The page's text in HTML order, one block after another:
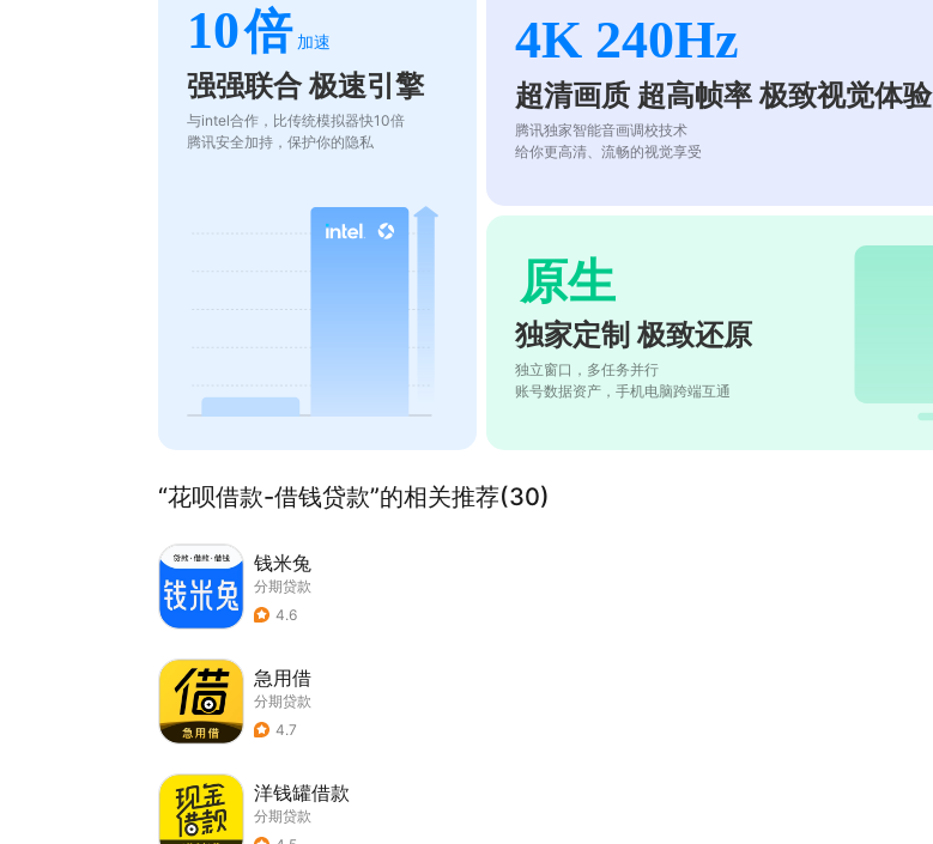
10倍 加速
强强联合 极速引擎
与intel合作，比传统模拟器快10倍
腾讯安全加持，保护你的隐私
4K 240Hz
超清画质 超高帧率 极致视觉体验
腾讯独家智能音画调校技术
给你更高清、流畅的视觉享受
原生
独家定制 极致还原
独立窗口，多任务并行
账号数据资产，手机电脑跨端互通
“花呗借款-借钱贷款”的相关推荐(30)
钱米兔
分期贷款
4.6
急用借
分期贷款
4.7
洋钱罐借款
分期贷款